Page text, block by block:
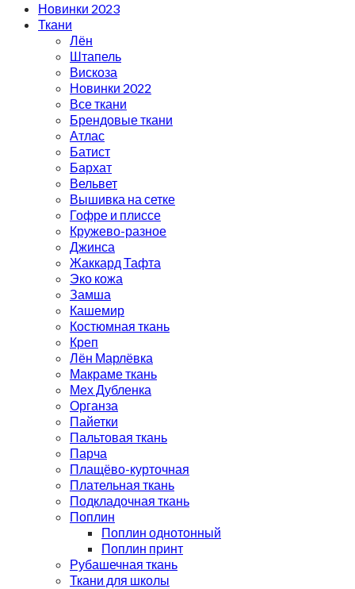
Новинки 2023
Ткани
Лён
Штапель
Вискоза
Новинки 2022
Все ткани
Брендовые ткани
Атлас
Батист
Бархат
Вельвет
Вышивка на сетке
Гофре и плиссе
Кружево-разное
Джинса
Жаккард Тафта
Эко кожа
Замша
Кашемир
Костюмная ткань
Креп
Лён Марлёвка
Макраме ткань
Мех Дубленка
Органза
Пайетки
Пальтовая ткань
Парча
Плащёво-курточная
Плательная ткань
Подкладочная ткань
Поплин
Поплин однотонный
Поплин принт
Рубашечная ткань
Ткани для школы